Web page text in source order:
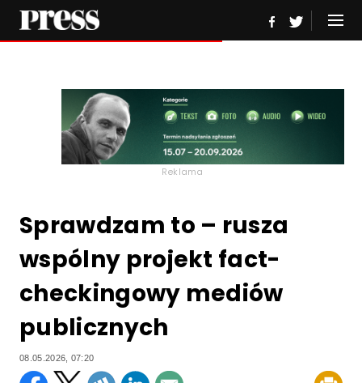
Reklama
Sprawdzam to – rusza
wspólny projekt fact-
checkingowy mediów
publicznych
08.05.2026, 07:20